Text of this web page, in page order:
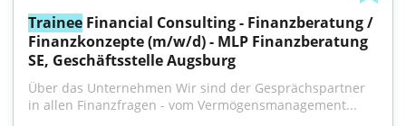
Trainee Financial Consulting - Finanzberatung /
Finanzkonzepte (m/w/d) - MLP Finanzberatung
SE, Geschäftsstelle Augsburg
Über das Unternehmen Wir sind der Gesprächspartner
in allen Finanzfragen - vom Vermögensmanagement...